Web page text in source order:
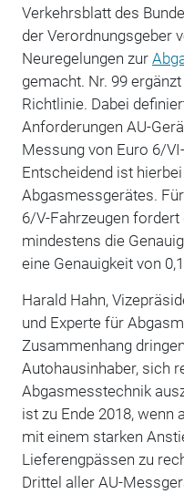
Verkehrsblatt des
der Verordnungsgeber
Neuregelungen zur
gemacht. Nr. 99
Richtlinie. Dabei
Anforderungen AU-
Messung von Euro 6/
Entscheidend ist
Abgasmessgerätes.
6/V-Fahrzeugen
mindestens die
eine Genauigkeit von
Harald Hahn,
und Experte für
Zusammenhang
Autohausinhaber, sich
Abgasmesstechnik
ist zu Ende 2018, wenn
mit einem starken
Lieferengpässen zu
Drittel aller AU-